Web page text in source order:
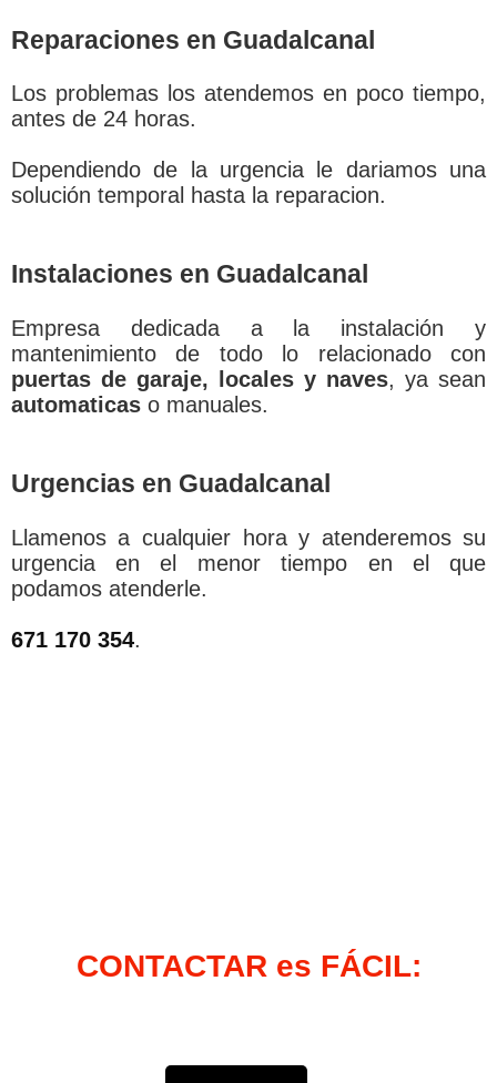
Reparaciones en Guadalcanal
Los problemas los atendemos en poco tiempo,
antes de 24 horas.
Dependiendo de la urgencia le dariamos una
solución temporal hasta la reparacion.
Instalaciones en Guadalcanal
Empresa dedicada a la instalación y
mantenimiento de todo lo relacionado con
puertas de garaje, locales y naves, ya sean
automaticaso manuales.
Urgencias en Guadalcanal
Llamenos a cualquier hora y atenderemos su
urgencia en el menor tiempo en el que
podamos atenderle.
671 170 354.
CONTACTAR es FÁCIL: